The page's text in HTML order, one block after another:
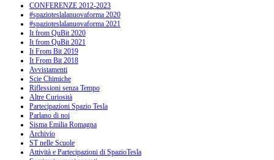
CONFERENZE 2012-2023
#spazioteslalanuovaforma 2020
#spazioteslalanuovaforma 2021
It from QuBit 2020
It from QuBit 2021
It From Bit 2019
It From Bit 2018
Avvistamenti
Scie Chimiche
Riflessioni senza Tempo
Altre Curiosità
Partecipazioni Spazio Tesla
Parlano di noi
Sisma Emilia Romagna
Archivio
ST nelle Scuole
Attività e Partecipazioni di SpazioTesla